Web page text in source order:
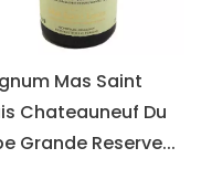
Mas Saint
Chateauneuf Du
Grande Reserve...